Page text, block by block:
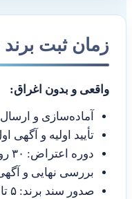
زمان ثبت
واقعی و بدون اغراق:
آماده‌سازی و ارسال
تأیید اولیه و آگهی اول: ۴۵ تا ۶۰
دوره اعتراض: ۳۰ روز (قابل حذف نیست)
بررسی نهایی و آگهی دوم: ۲۰
صدور سند برند: ۵ تا ۱۰ روز